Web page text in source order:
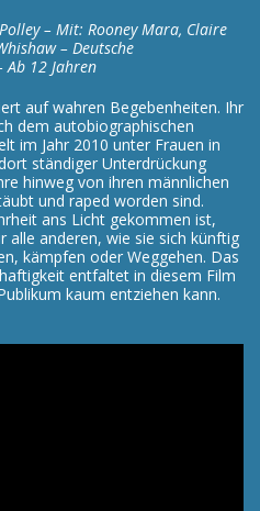
– Mit: Rooney Mara, Claire
– Deutsche
Ab 12 Jahren
auf wahren Begebenheiten. Ihr
dem autobiographischen
im Jahr 2010 unter Frauen in
ständiger Unterdrückung
hinweg von ihren männlichen
und raped worden sind.
ans Licht gekommen ist,
alle anderen, wie sie sich künftig
kämpfen oder Weggehen. Das
entfaltet in diesem Film
kaum entziehen kann.